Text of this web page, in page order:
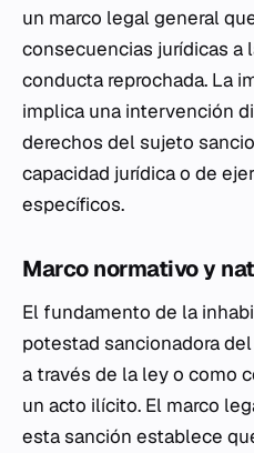
un marco legal general
consecuencias jurídicas a
conducta reprochada. La
implica una intervención
derechos del sujeto
capacidad jurídica o de
específicos.
Marco normativo y
El fundamento de la
potestad sancionadora
a través de la ley o como
un acto ilícito. El marco
esta sanción establece